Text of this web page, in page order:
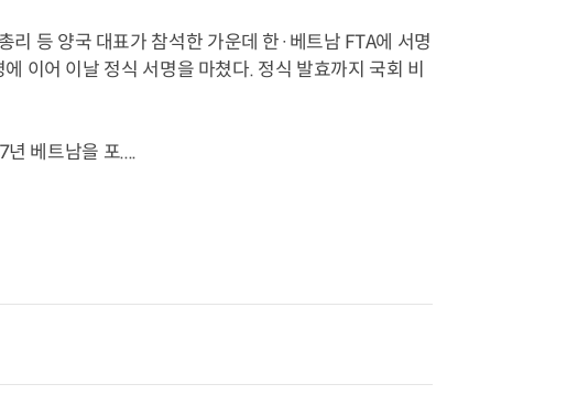
등 양국 대표가 참석한 가운데 한·베트남 FTA에 서명
이어 이날 정식 서명을 마쳤다. 정식 발효까지 국회 비
년 베트남을 포....